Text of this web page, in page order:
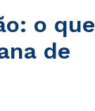
o que
de